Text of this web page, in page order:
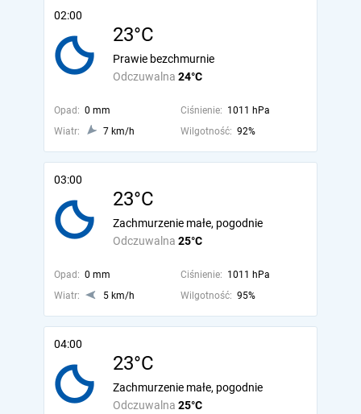
02:00
23°C
Odczuwalna 24°C
Prawie bezchmurnie
Opad: 0 mm Ciśnienie: 1011 hPa
Wiatr:
7 km/h Wilgotność: 92%
03:00
23°C
Odczuwalna 25°C
Zachmurzenie małe, pogodnie
Opad: 0 mm Ciśnienie: 1011 hPa
Wiatr:
5 km/h Wilgotność: 95%
04:00
23°C
Odczuwalna 25°C
Zachmurzenie małe, pogodnie